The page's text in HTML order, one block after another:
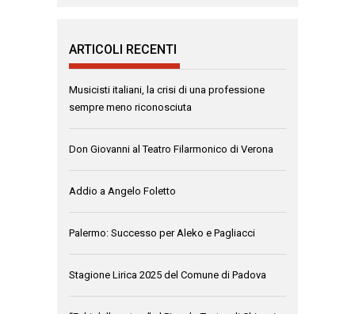
ARTICOLI RECENTI
Musicisti italiani, la crisi di una professione
sempre meno riconosciuta
Don Giovanni al Teatro Filarmonico di Verona
Addio a Angelo Foletto
Palermo: Successo per Aleko e Pagliacci
Stagione Lirica 2025 del Comune di Padova